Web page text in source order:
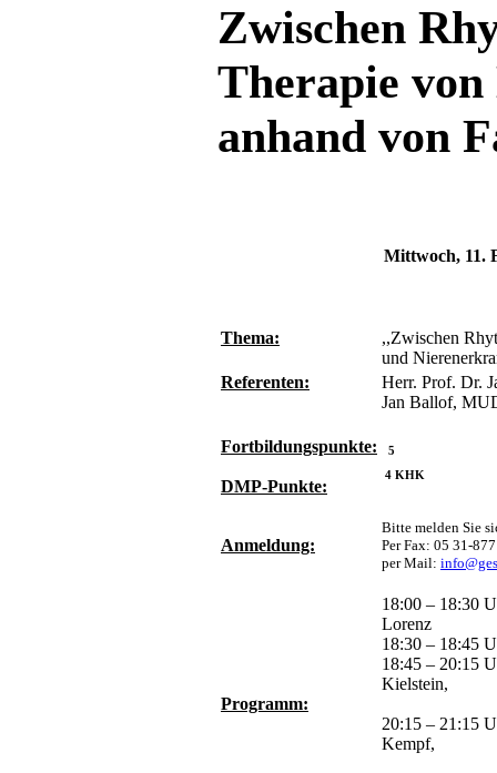
Zwischen
Therapie
anhand von
Mittwoch, 11.
Thema:
,,Zwischen
und
Referenten:
Herr. Prof. Dr.
Jan Ballof,
Fortbildungspunkte:
DMP-Punkte:
5
4 KHK
Anmeldung:
Bitte melden Sie
Per Fax: 05 31-
per Mail:
Programm:
18:00 – 18:30
Lorenz
18:30 – 18:45
18:45 – 20:15
Kielstein,
20:15 – 21:15
Kempf,